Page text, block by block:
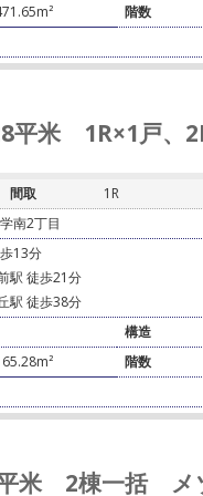
階数
平米 1R×1戸、
間取
1R
南2丁目
13分
駅 徒歩21分
駅 徒歩38分
構造
階数
米 2棟一括 メ